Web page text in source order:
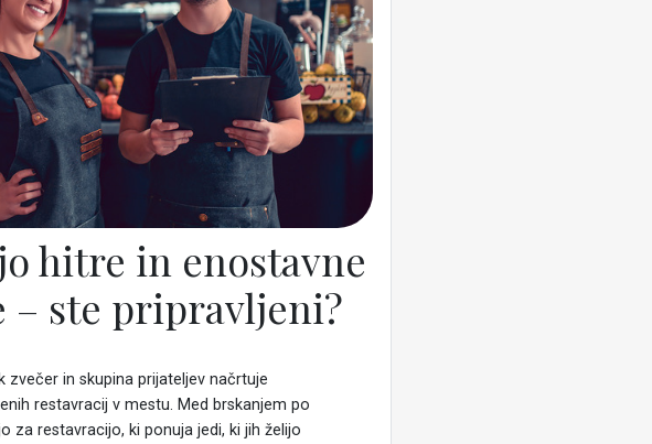
hitre in enostavne
– ste pripravljeni?
zvečer in skupina prijateljev načrtuje
restavracij v mestu. Med brskanjem po
za restavracijo, ki ponuja jedi, ki jih želijo